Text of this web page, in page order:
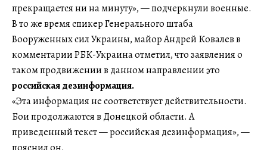
прекращается ни на минуту», — подчеркнули военные.
В то же время спикер Генерального штаба
Вооруженных сил Украины, майор Андрей Ковалев в
комментарии РБК-Украина отметил, что заявления о
таком продвижении в данном направлении это
российская дезинформация.
«Эта информация не соответствует действительности.
Бои продолжаются в Донецкой области. А
приведенный текст — российская дезинформация», —
пояснил он.